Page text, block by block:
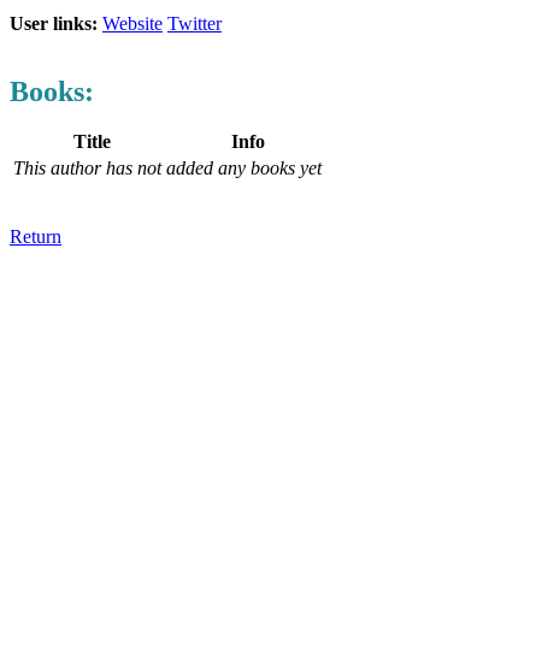
User links: Website Twitter
Books:
Title
Info
This author has not added any books yet
Return